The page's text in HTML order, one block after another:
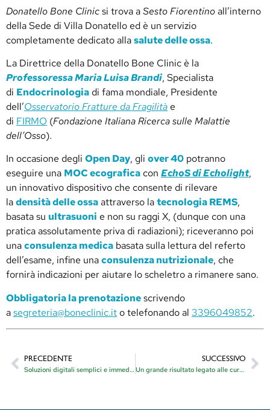
Donatello Bone Clinicsi trova aSesto Fiorentinoall’interno
della Sede di Villa Donatello ed è un servizio
completamente dedicato allasalute delle ossa.
La Direttrice della Donatello Bone Clinic è la
Professoressa Maria Luisa Brandi, Specialista
di Endocrinologiadi fama mondiale, Presidente
dell’Osservatorio Fratture da Fragilitàe
di FIRMO (Fondazione Italiana Ricerca sulle Malattie
dell’Osso).
In occasione degli Open Day, gli over 40 potranno
eseguire una MOC ecograficacon EchoS di Echolight,
un innovativo dispositivo che consente di rilevare
ladensità delle ossaattraverso latecnologia REMS,
basata su ultrasuoni e non su raggi X, (dunque con una
pratica assolutamente priva di radiazioni); riceveranno poi
unaconsulenza medica basata sulla lettura del referto
dell’esame, infine unaconsulenza nutrizionale, che
fornirà indicazioni per aiutare lo scheletro a rimanere sano.
Obbligatoria la prenotazionescrivendo
asegreteria@boneclinic.ito telefonando al 3396049852.
PRECEDENTE
Soluzioni digitali semplici e immediate
SUCCESSIVO
Un grande risultato legato alle cure del morbo di Parkinson